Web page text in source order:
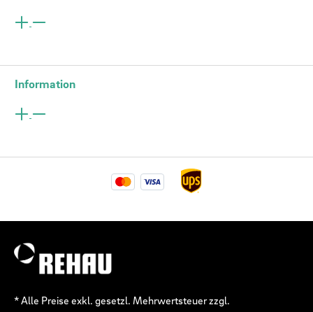
Information
* Alle Preise exkl. gesetzl. Mehrwertsteuer zzgl.